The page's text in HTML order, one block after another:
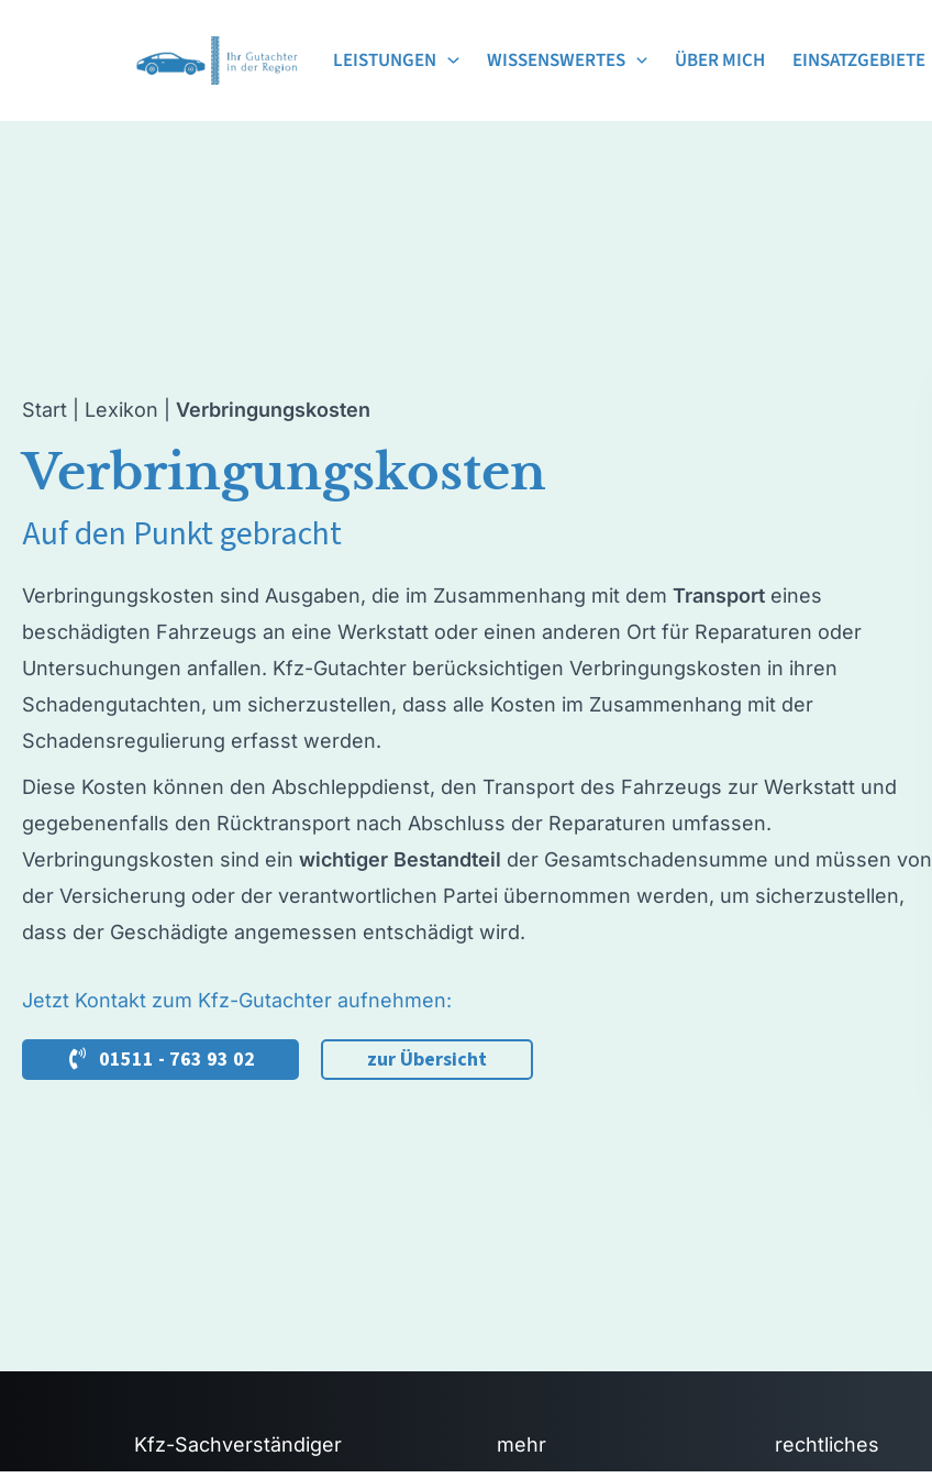
LEISTUNGEN WISSENSWERTES ÜBER MICH EINSATZGEBIETE
Start Lexikon Verbringungskosten
Verbringungskosten
Auf den Punkt gebracht
Verbringungskosten sind Ausgaben, die im Zusammenhang mit dem Transport eines
beschädigten Fahrzeugs an eine Werkstatt oder einen anderen Ort für Reparaturen oder
Untersuchungen anfallen. Kfz-Gutachter berücksichtigen Verbringungskosten in ihren
Schadengutachten, um sicherzustellen, dass alle Kosten im Zusammenhang mit der
Schadensregulierung erfasst werden.
Diese Kosten können den Abschleppdienst, den Transport des Fahrzeugs zur Werkstatt und
gegebenenfalls den Rücktransport nach Abschluss der Reparaturen umfassen.
Verbringungskosten sind ein wichtiger Bestandteil der Gesamtschadensumme und müssen von
der Versicherung oder der verantwortlichen Partei übernommen werden, um sicherzustellen,
dass der Geschädigte angemessen entschädigt wird.
Jetzt Kontakt zum Kfz-Gutachter aufnehmen:
01511 - 763 93 02 zur Übersicht
Kfz-Sachverständiger
mehr rechtliches